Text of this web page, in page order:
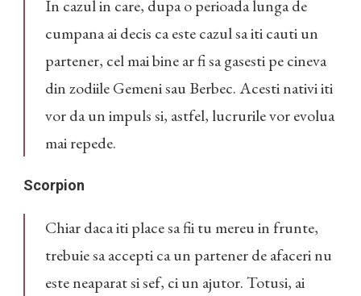
In cazul in care, dupa o perioada lunga de
cumpana ai decis ca este cazul sa iti cauti un
partener, cel mai bine ar fi sa gasesti pe cineva
din zodiile Gemeni sau Berbec. Acesti nativi iti
vor da un impuls si, astfel, lucrurile vor evolua
mai repede.
Scorpion
Chiar daca iti place sa fii tu mereu in frunte,
trebuie sa accepti ca un partener de afaceri nu
este neaparat si sef, ci un ajutor. Totusi, ai